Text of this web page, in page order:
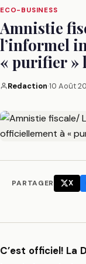
ECO-BUSINESS
Amnistie
l’informel
« purifier »
Redaction·10 Août
PARTAGER X
C’est officiel! La